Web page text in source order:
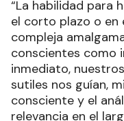
“La habilidad para
el corto plazo o en
compleja
conscientes como
inmediato,
sutiles nos guían,
consciente y el
relevancia en el